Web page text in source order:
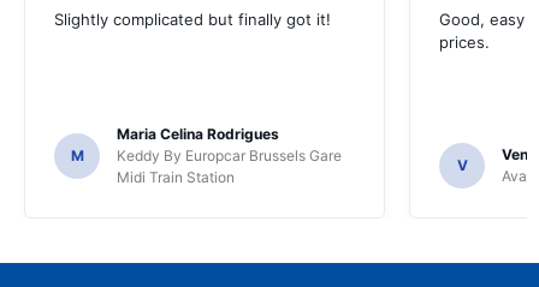
Slightly complicated but finally got it!
M
Maria Celina Rodrigues
Keddy By Europcar Brussels Gare
Midi Train Station
Good, easy
prices.
V